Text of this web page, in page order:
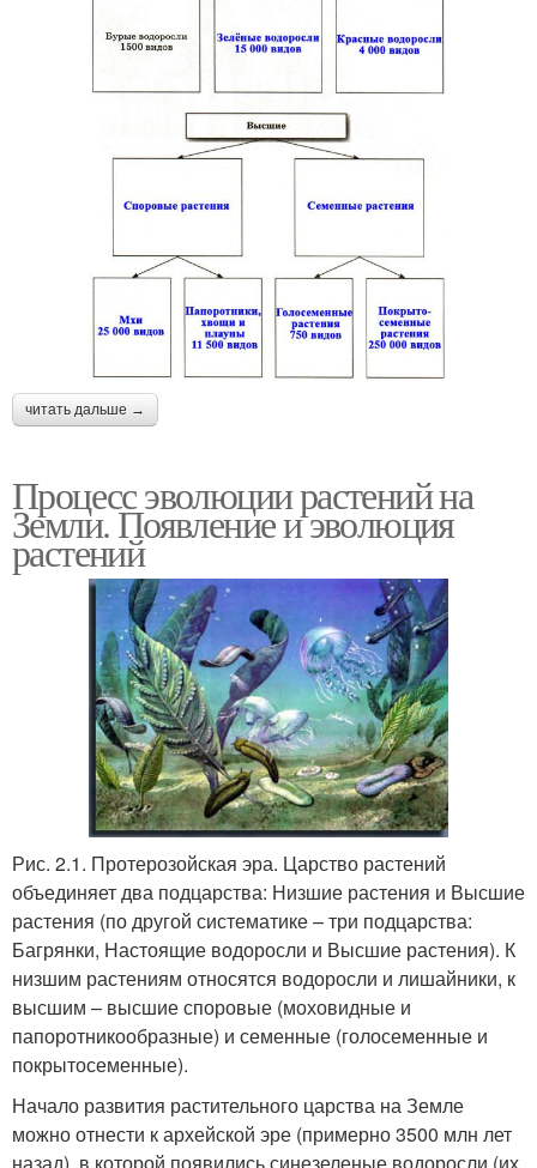
читать дальше →
Процесс эволюции растений на
Земли. Появление и эволюция
растений
Рис. 2.1. Протерозойская эра. Царство растений
объединяет два подцарства: Низшие растения и Высшие
растения (по другой систематике – три подцарства:
Багрянки, Настоящие водоросли и Высшие растения). К
низшим растениям относятся водоросли и лишайники, к
высшим – высшие споровые (моховидные и
папоротникообразные) и семенные (голосеменные и
покрытосеменные).
Начало развития растительного царства на Земле
можно отнести к архейской эре (примерно 3500 млн лет